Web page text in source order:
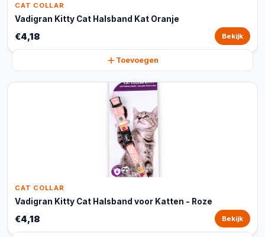
CAT COLLAR
Vadigran Kitty Cat Halsband Kat Oranje
€4,18 Bekijk
Toevoegen
CAT COLLAR
Vadigran Kitty Cat Halsband voor Katten - Roze
€4,18 Bekijk